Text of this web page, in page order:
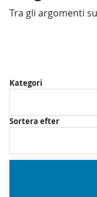
Tra gli argomenti
Kategori
Sortera efter